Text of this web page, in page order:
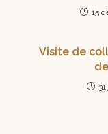
15
Visite de